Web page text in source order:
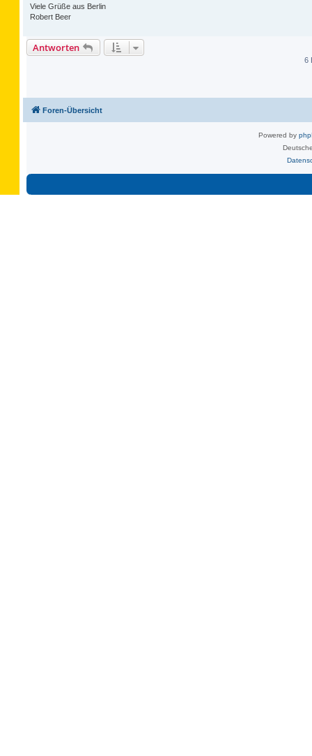
Viele Grüße aus Berlin
Robert Beer
Antworten
6
Foren-Übersicht
Powered by